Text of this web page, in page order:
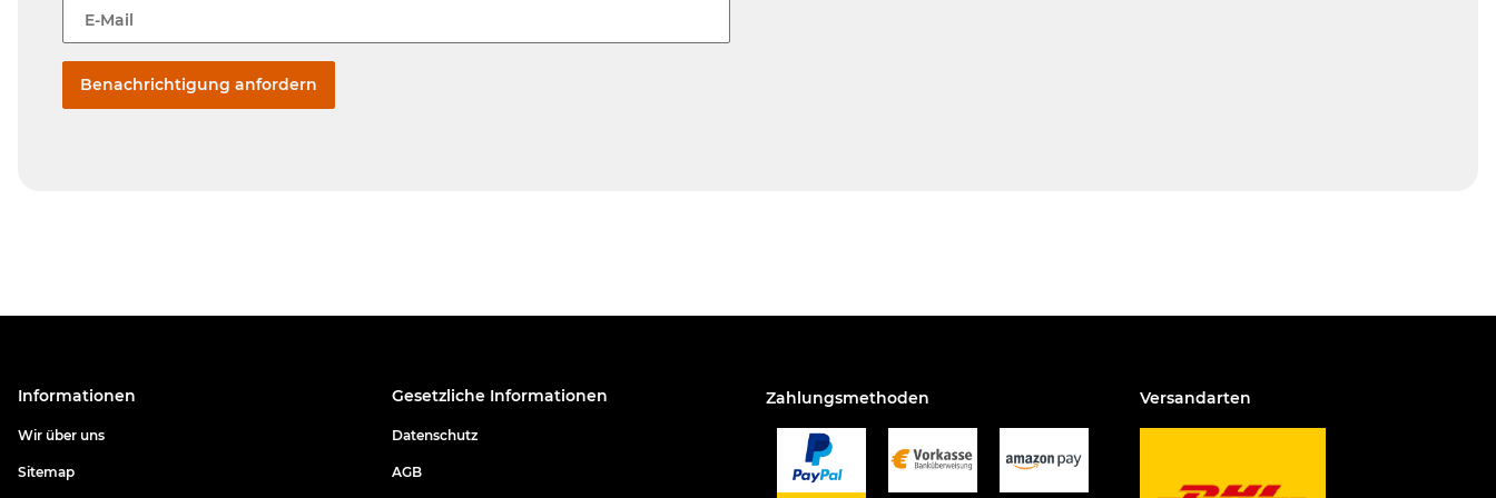
E-Mail
Benachrichtigung anfordern
Informationen
Wir über uns
Sitemap
Gesetzliche Informationen
Datenschutz
AGB
Zahlungsmethoden Versandarten